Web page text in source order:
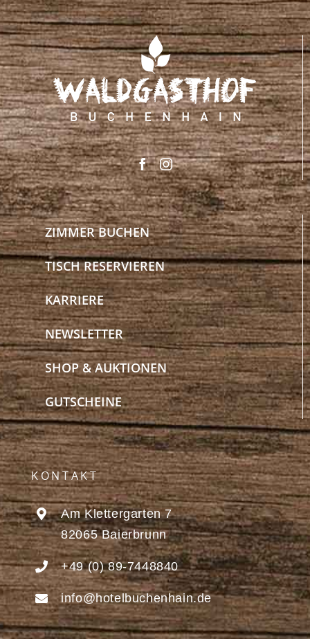
ZIMMER BUCHEN
TISCH RESERVIEREN
KARRIERE
NEWSLETTER
SHOP & AUKTIONEN
GUTSCHEINE
KONTAKT
Am Klettergarten 7
82065 Baierbrunn
+49 (0) 89-7448840
info@hotelbuchenhain.de